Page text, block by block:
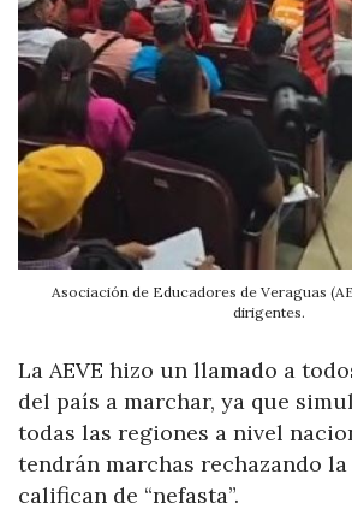
Asociación de Educadores de Veraguas
dirigentes.
La AEVE hizo un llamado a
del país a marchar, ya que
todas las regiones a nivel
tendrán marchas rechazando
califican de “nefasta”.